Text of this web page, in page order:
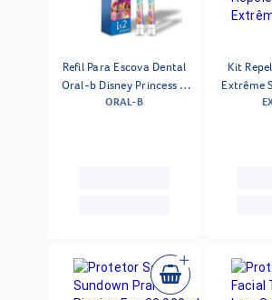
Refil Para Escova Dental
Oral-b Disney Princess A
Pilhas 2 Unidades
ORAL-B
Kit
Extrême
Repelente